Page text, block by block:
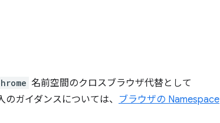
名前空間のクロスブラウザ代替として
ガイダンスについては、 ブラウザの Namespace